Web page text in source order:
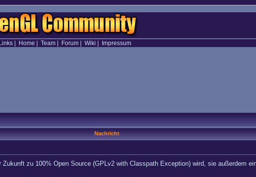
Links| Home Team| Forum| Wiki Impressum
Nachricht
zu 100% Open Source (GPLv2 with Classpath Exception) wird, sie außerdem